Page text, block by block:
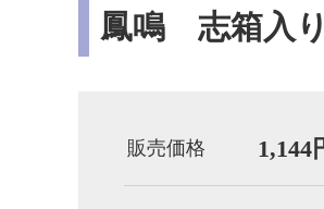
鳳鳴 志箱入
販売価格 1,144